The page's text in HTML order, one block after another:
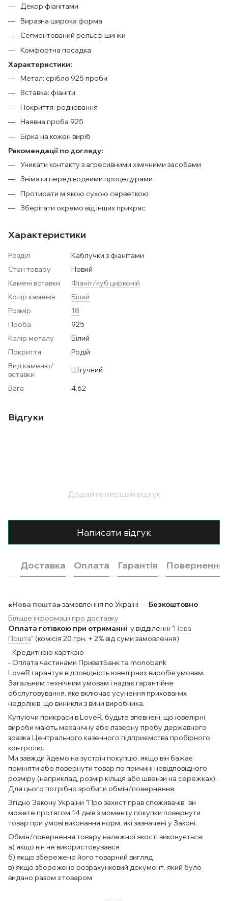
Декор фіанітами
Виразна широка форма
Сегментований рельєф шинки
Комфортна посадка
Характеристики:
Метал: срібло 925 проби
Вставка: фіаніти
Покриття: родіювання
Наявна проба 925
Бірка на кожен виріб
Рекомендації по догляду:
Уникати контакту з агресивними хімічними засобами
Знімати перед водними процедурами
Протирати м’якою сухою серветкою
Зберігати окремо від інших прикрас
Характеристики
Розділ
Каблучки з фіанітами
Стан товару
Новий
Камені вставки
Фіаніт/куб.цирконій
Колір каменів
Білий
Розмір
18
Проба
925
Колір металу
Білий
Покриття
Родій
Вид каменю/
вставки
Штучний
Вага
4.62
Відгуки
Додайте перший відгук
Написати відгук
Доставка Оплата Гарантія Повернення
«Нова пошта»замовлення по Україні — Безкоштовно
Більше інформації про доставку
Оплата готівкою при отриманні у відділенні "Нова
Пошта" (комісія 20 грн. + 2% від суми замовлення)
- Кредитною карткою
- Оплата частинами ПриватБанк та monobank
LoveR гарантує відповідність ювелірних виробів умовам.
Загальним технічним умовам і надає гарантійне
обслуговування, яке включає усунення прихованих
недоліків, що виникли з вини виробника.
Купуючи прикраси в LoveR, будьте впевнені, що ювелірні
вироби мають механічну або лазерну пробу державного
зразка Центрального казенного підприємства пробірного
контролю.
Ми завжди йдемо на зустріч покупцю, якщо він бажає
поміняти або повернути товар по причині невідповідного
розміру (наприклад, розмір кільця або швензи на сережках).
Для цього потрібно зробити обмін/повернення.
Згідно Закону України "Про захист прав споживачів" ви
можете протягом 14 днів з моменту покупки повернути
товар при умові виконання норм, які зазначені у Законі.
Обмін/повернення товару належної якості виконується:
а) якщо він не використовувався
б) якщо збережено його товарний вигляд
в) якщо збережено розрахунковий документ, який було
видано разом з товаром